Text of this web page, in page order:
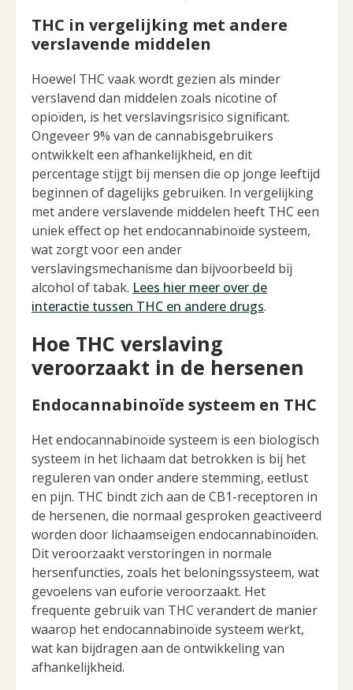
THC in vergelijking met andere
verslavende middelen
Hoewel THC vaak wordt gezien als minder
verslavend dan middelen zoals nicotine of
opioïden, is het verslavingsrisico significant.
Ongeveer 9% van de cannabisgebruikers
ontwikkelt een afhankelijkheid, en dit
percentage stijgt bij mensen die op jonge leeftijd
beginnen of dagelijks gebruiken. In vergelijking
met andere verslavende middelen heeft THC een
uniek effect op het endocannabinoïde systeem,
wat zorgt voor een ander
verslavingsmechanisme dan bijvoorbeeld bij
alcohol of tabak. Lees hier meer over de
interactie tussen THC en andere drugs.
Hoe THC verslaving
veroorzaakt in de hersenen
Endocannabinoïde systeem en THC
Het endocannabinoïde systeem is een biologisch
systeem in het lichaam dat betrokken is bij het
reguleren van onder andere stemming, eetlust
en pijn. THC bindt zich aan de CB1-receptoren in
de hersenen, die normaal gesproken geactiveerd
worden door lichaamseigen endocannabinoïden.
Dit veroorzaakt verstoringen in normale
hersenfuncties, zoals het beloningssysteem, wat
gevoelens van euforie veroorzaakt. Het
frequente gebruik van THC verandert de manier
waarop het endocannabinoïde systeem werkt,
wat kan bijdragen aan de ontwikkeling van
afhankelijkheid.